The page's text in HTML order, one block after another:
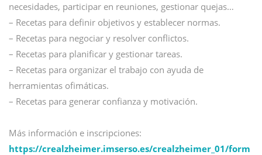
necesidades, participar en reuniones, gestionar quejas…
– Recetas para definir objetivos y establecer normas.
– Recetas para negociar y resolver conflictos.
– Recetas para planificar y gestionar tareas.
– Recetas para organizar el trabajo con ayuda de
herramientas ofimáticas.
– Recetas para generar confianza y motivación.
Más información e inscripciones:
https://crealzheimer.imserso.es/crealzheimer_01/form